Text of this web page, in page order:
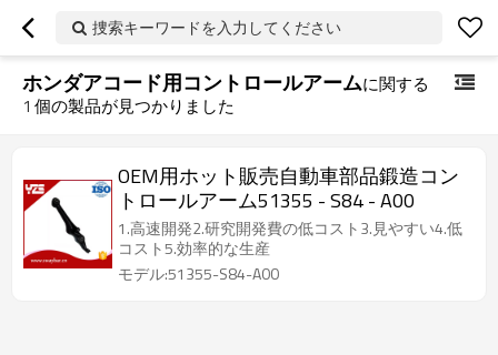
捜索キーワードを入力してください
ホンダアコード用コントロールアームに関する
1 個の製品が見つかりました
OEM用ホット販売自動車部品鍛造コン
トロールアーム51355 - S84 - A00
1.高速開発2.研究開発費の低コスト3.見やすい4.低
コスト5.効率的な生産
モデル:51355-S84-A00